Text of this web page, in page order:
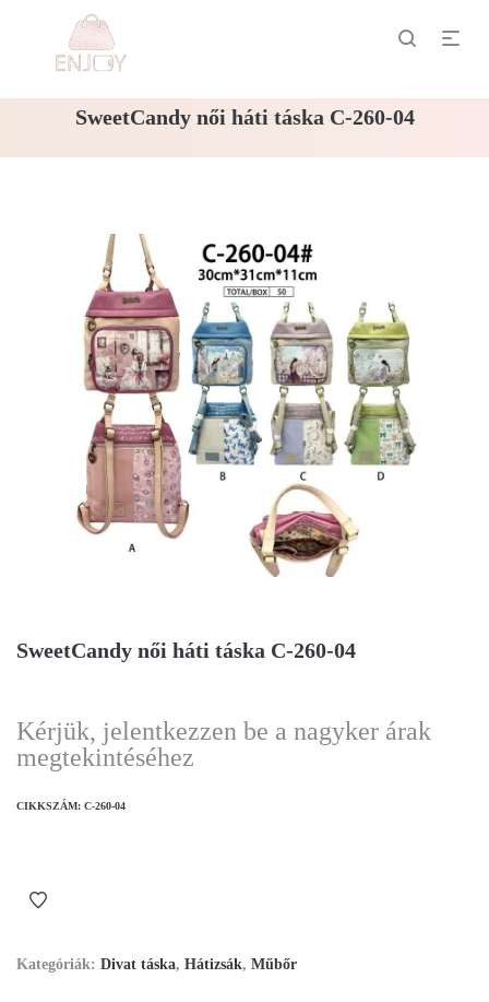
SweetCandy női háti táska C-260-04
SweetCandy női háti táska C-260-04
Kérjük, jelentkezzen be a nagyker árak
megtekintéséhez
CIKKSZÁM: C-260-04
Kategóriák: Divat táska, Hátizsák, Műbőr